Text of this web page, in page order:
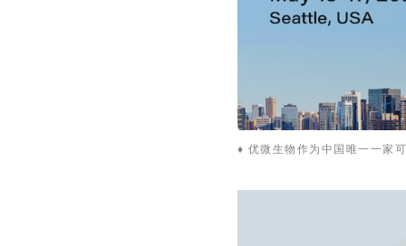
♦ 优微生物作为中国唯一一家